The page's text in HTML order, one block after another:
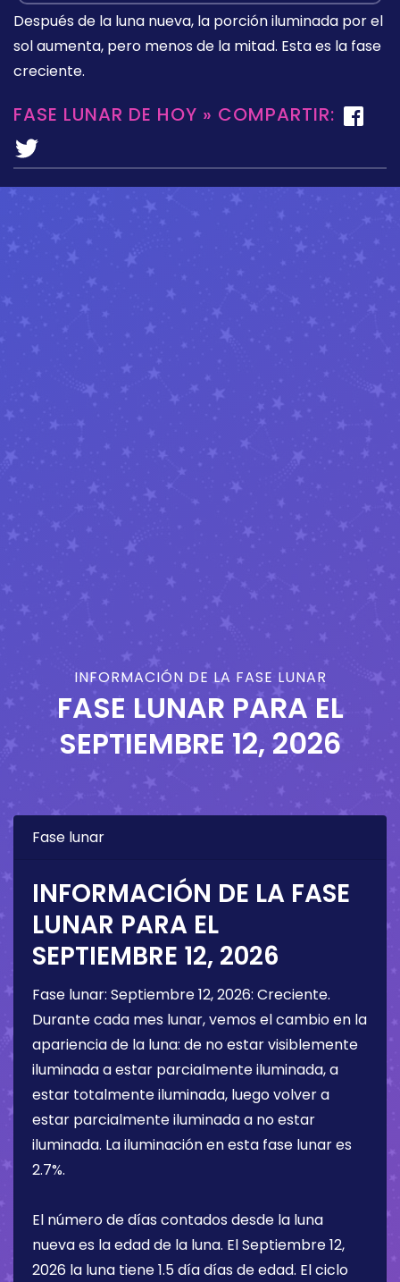
Después de la luna nueva, la porción iluminada por el
sol aumenta, pero menos de la mitad. Esta es la fase
creciente.
FASE LUNAR DE HOY » COMPARTIR:
INFORMACIÓN DE LA FASE LUNAR
FASE LUNAR PARA EL
SEPTIEMBRE 12, 2026
Fase lunar
INFORMACIÓN DE LA FASE
LUNAR PARA EL
SEPTIEMBRE 12, 2026
Fase lunar: Septiembre 12, 2026: Creciente.
Durante cada mes lunar, vemos el cambio en la
apariencia de la luna: de no estar visiblemente
iluminada a estar parcialmente iluminada, a
estar totalmente iluminada, luego volver a
estar parcialmente iluminada a no estar
iluminada. La iluminación en esta fase lunar es
2.7%.
El número de días contados desde la luna
nueva es la edad de la luna. ElSeptiembre 12,
2026 la luna tiene1.5 díadías de edad. El ciclo